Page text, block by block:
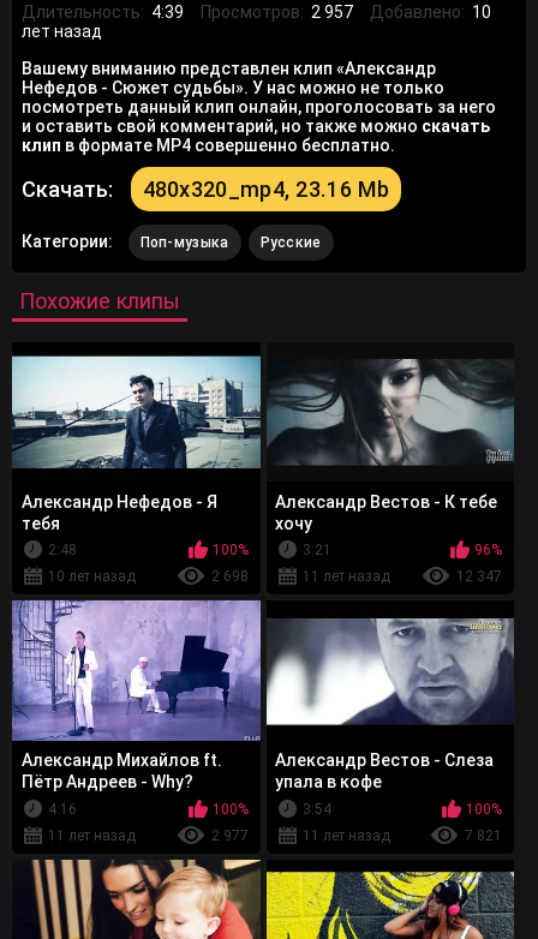
Длительность: 4:39 Просмотров: 2 957 Добавлено: 10
лет назад
Вашему вниманию представлен клип «Александр
Нефедов - Сюжет судьбы». У нас можно не только
посмотреть данный клип онлайн, проголосовать за него
и оставить свой комментарий, но также можно скачать
клип в формате MP4 совершенно бесплатно.
Скачать: 480x320_mp4, 23.16 Mb
Категории: Поп-музыка Русские
Похожие клипы
Александр Нефедов - Я
тебя
2:48
100%
10 лет назад
2 698
Александр Вестов - К тебе
хочу
3:21
96%
11 лет назад
12 347
Александр Михайлов ft.
Пётр Андреев - Why?
4:16
100%
11 лет назад
2 977
Александр Вестов - Слеза
упала в кофе
3:54
100%
11 лет назад
7 821